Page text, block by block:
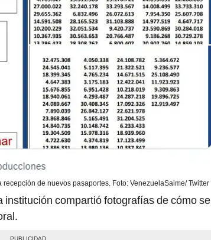
de nuevos pasaportes. Foto: VenezuelaSaime/ Twitter
institución compartió fotografías de cómo se